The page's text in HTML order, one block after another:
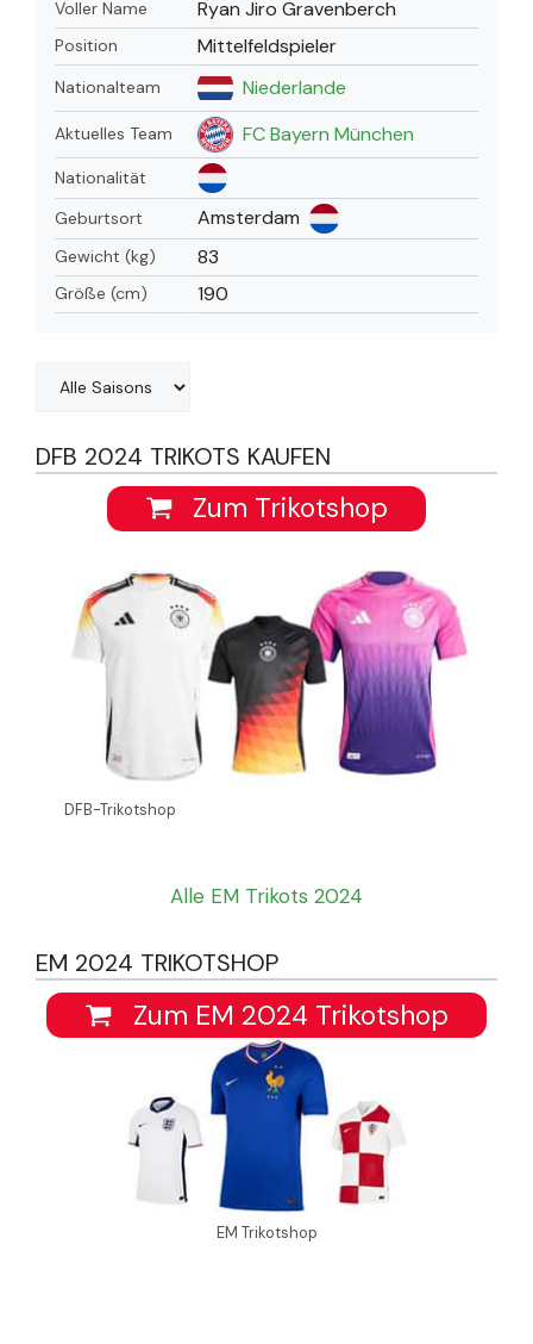
Voller Name Ryan Jiro Gravenberch
Position Mittelfeldspieler
Nationalteam Niederlande
Aktuelles Team FC Bayern München
Nationalität
Geburtsort
Amsterdam
Gewicht (kg) 83
Größe (cm) 190
DFB 2024 TRIKOTS KAUFEN
Zum Trikotshop
DFB-Trikotshop
Alle EM Trikots 2024
EM 2024 TRIKOTSHOP
Zum EM 2024 Trikotshop
EM Trikotshop